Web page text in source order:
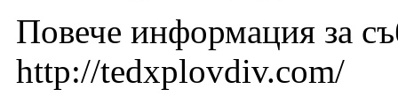
Повече информация за
http://tedxplovdiv.com/